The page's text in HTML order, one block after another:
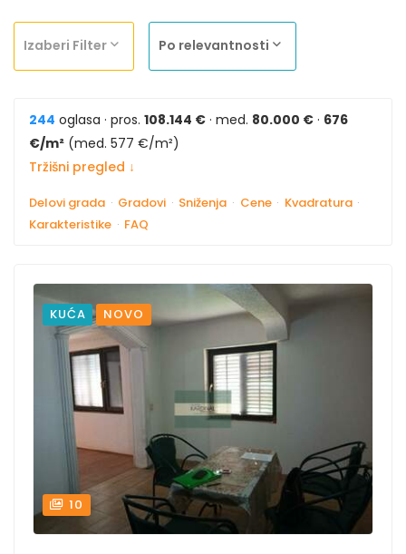
Izaberi Filter Po relevantnosti
244 oglasa · pros. 108.144 € · med. 80.000 € · 676
€/m² (med. 577 €/m²)
Tržišni pregled ↓
Delovi grada · Gradovi · Sniženja · Cene · Kvadratura ·
Karakteristike · FAQ
KUĆA NOVO
10